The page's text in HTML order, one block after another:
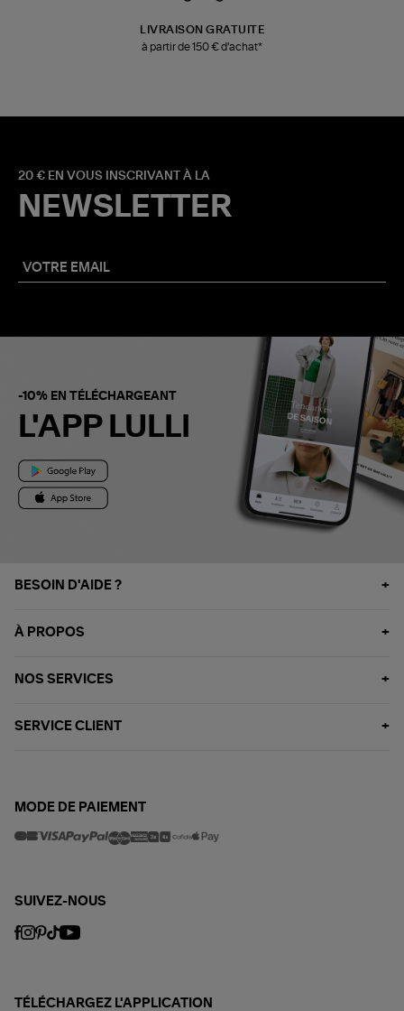
LIVRAISON GRATUITE
à partir de 150 € d'achat*
20 € EN VOUS INSCRIVANT À LA
NEWSLETTER
-10% EN TÉLÉCHARGEANT
L'APP LULLI
BESOIN D'AIDE ?
À PROPOS
NOS SERVICES
SERVICE CLIENT
MODE DE PAIEMENT
SUIVEZ-NOUS
TÉLÉCHARGEZ L'APPLICATION